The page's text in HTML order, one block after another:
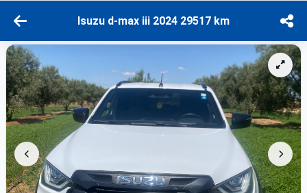
Isuzu d-max iii 2024 29517 km